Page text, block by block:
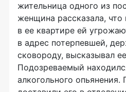
жительница одного из
женщина рассказала, что
в ее квартире ей
в адрес потерпевшей,
сковороду, высказывал
Подозреваемый
алкогольного опьянения.